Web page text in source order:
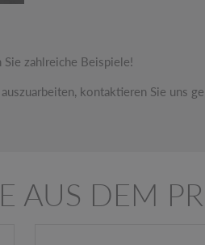
Sie zahlreiche Beispiele!
kontaktieren Sie uns
AUS DEM